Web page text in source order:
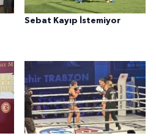
Sebat Kayıp İstemiyor